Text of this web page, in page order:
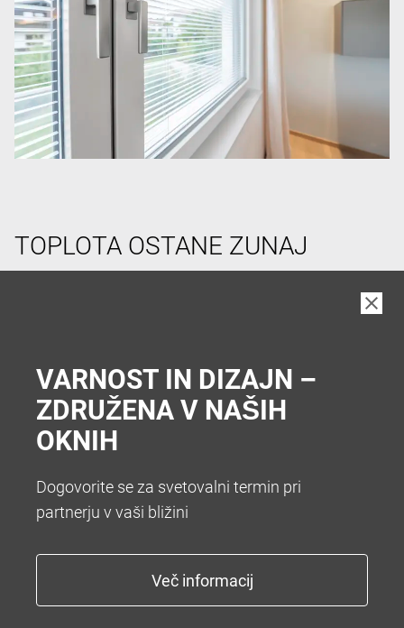
TOPLOTA OSTANE ZUNAJ
prostor v hiši. Da vam zato ni treba hoditi v klet vam
zatemnitev z roletami ali optimalno zatemnitev z
zunanjimi žaluzijami.
KONEC Z NADLEŽNIM
VARNOST IN DIZAJN –
ZDRUŽENA V NAŠIH
OKNIH
Dogovorite se za svetovalni termin pri
partnerju v vaši bližini